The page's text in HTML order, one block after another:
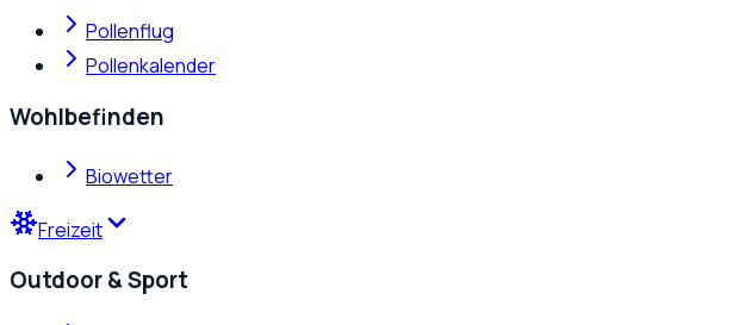
Pollenflug
Pollenkalender
Wohlbefinden
Biowetter
Freizeit
Outdoor & Sport